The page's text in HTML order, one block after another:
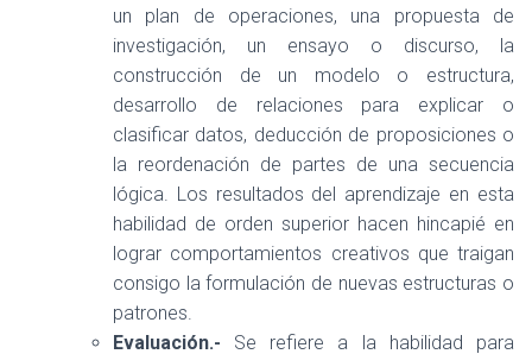
un plan de operaciones, una propuesta de
investigación, un ensayo o discurso, la
construcción de un modelo o estructura,
desarrollo de relaciones para explicar o
clasificar datos, deducción de proposiciones o
la reordenación de partes de una secuencia
lógica. Los resultados del aprendizaje en esta
habilidad de orden superior hacen hincapié en
lograr comportamientos creativos que traigan
consigo la formulación de nuevas estructuras o
patrones.
Evaluación.- Se refiere a la habilidad para